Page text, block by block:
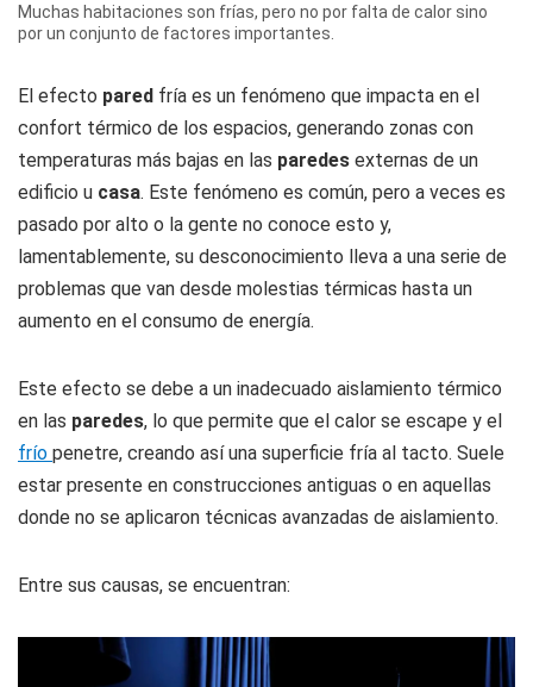
Muchas habitaciones son frías, pero no por falta de calor sino
por un conjunto de factores importantes.
El efecto pared fría es un fenómeno que impacta en el
confort térmico de los espacios, generando zonas con
temperaturas más bajas en las paredes externas de un
edificio u casa. Este fenómeno es común, pero a veces es
pasado por alto o la gente no conoce esto y,
lamentablemente, su desconocimiento lleva a una serie de
problemas que van desde molestias térmicas hasta un
aumento en el consumo de energía.
Este efecto se debe a un inadecuado aislamiento térmico
en las paredes, lo que permite que el calor se escape y el
frío penetre, creando así una superficie fría al tacto. Suele
estar presente en construcciones antiguas o en aquellas
donde no se aplicaron técnicas avanzadas de aislamiento.
Entre sus causas, se encuentran: